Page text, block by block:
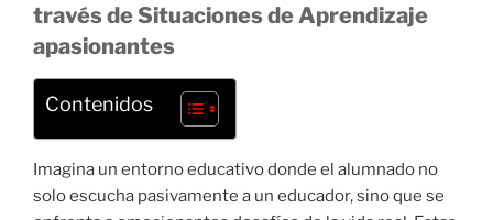
través de Situaciones de Aprendizaje
apasionantes
Contenidos
Imagina un entorno educativo donde el alumnado no
solo escucha pasivamente a un educador, sino que se